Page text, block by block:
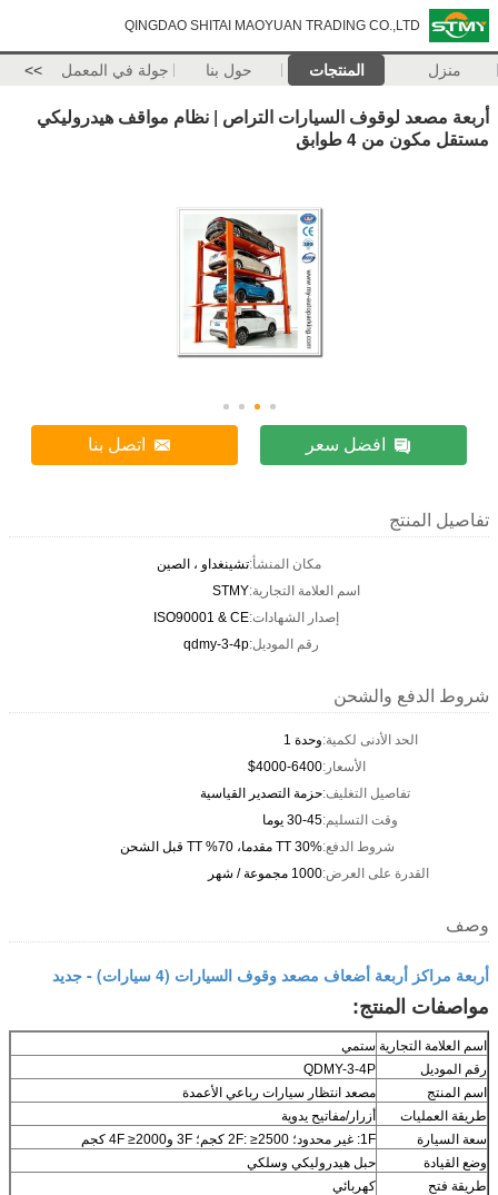
QINGDAO SHITAI MAOYUAN TRADING CO.,LTD
منزل المنتجات حول بنا جولة في المعمل >>
أربعة مصعد لوقوف السيارات التراص | نظام مواقف هيدروليكي
مستقل مكون من 4 طوابق
افضل سعر اتصل بنا
تفاصيل المنتج
مكان المنشأ:تشينغداو ، الصين
اسم العلامة التجارية:STMY
إصدار الشهادات:ISO90001 & CE
رقم الموديل:qdmy-3-4p
شروط الدفع والشحن
الحد الأدنى لكمية:وحدة 1
الأسعار:$4000-6400
تفاصيل التغليف:حزمة التصدير القياسية
وقت التسليم:30-45 يوما
شروط الدفع:30% TT مقدما، 70% TT قبل الشحن
القدرة على العرض:1000 مجموعة / شهر
وصف
أربعة مراكز أربعة أضعاف مصعد وقوف السيارات (4 سيارات) - جديد
مواصفات المنتج:
اسم العلامة التجارية ستمي
رقم الموديل
QDMY-3-4P
اسم المنتج
مصعد انتظار سيارات رباعي الأعمدة
طريقة العمليات
أزرار/مفاتيح يدوية
سعة السيارة
1F: غير محدود؛ 2F: ≥2500 كجم؛ 3F و4F ≥2000 كجم
وضع القيادة
حبل هيدروليكي وسلكي
طريقة فتح
كهربائي